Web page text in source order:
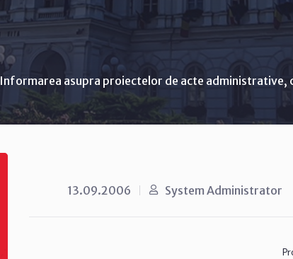
Informarea asupra proiectelor de acte administrative,
13.09.2006 System Administrator